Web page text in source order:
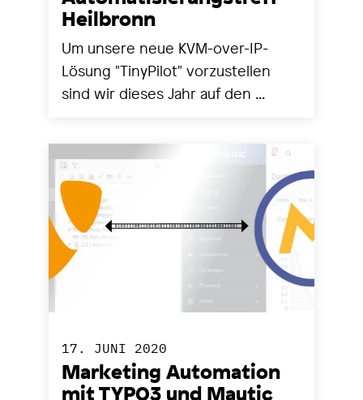
Heilbronn
Um unsere neue KVM-over-IP-
Lösung "TinyPilot" vorzustellen
sind wir dieses Jahr auf den ...
17. JUNI 2020
Marketing Automation
mit TYPO3 und Mautic